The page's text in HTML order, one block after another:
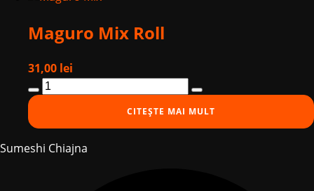
Maguro Mix Roll
31,00 lei
Cantitate
Maguro
Mix
CITEȘTE MAI MULT
Sumeshi Chiajna